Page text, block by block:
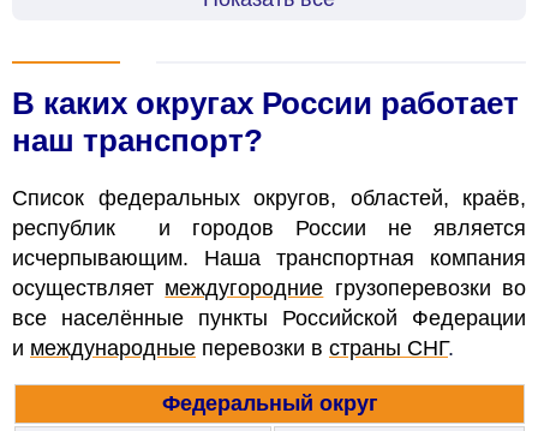
В каких округах России работает
наш транспорт?
Список федеральных округов, областей, краёв,
республик и городов России не является
исчерпывающим. Наша транспортная компания
осуществляет междугородние грузоперевозки во
все населённые пункты Российской Федерации
и международные перевозки в страны СНГ.
Федеральный округ